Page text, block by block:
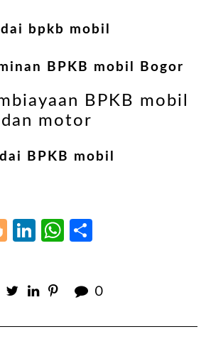
bpkb mobil
BPKB mobil Bogor
BPKB mobil
dan motor
BPKB mobil
Blogger
LinkedIn
WhatsApp
0